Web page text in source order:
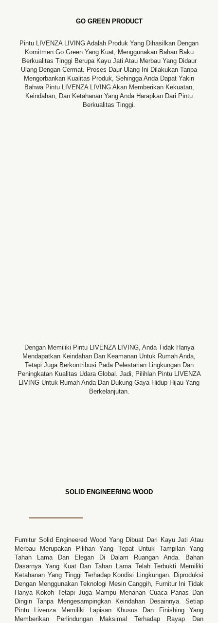
GO GREEN PRODUCT
Pintu LIVENZA LIVING Adalah Produk Yang Dihasilkan Dengan
Komitmen Go Green Yang Kuat, Menggunakan Bahan Baku
Berkualitas Tinggi Berupa Kayu Jati Atau Merbau Yang Didaur
Ulang Dengan Cermat. Proses Daur Ulang Ini Dilakukan Tanpa
Mengorbankan Kualitas Produk, Sehingga Anda Dapat Yakin
Bahwa Pintu LIVENZA LIVING Akan Memberikan Kekuatan,
Keindahan, Dan Ketahanan Yang Anda Harapkan Dari Pintu
Berkualitas Tinggi.
Dengan Memiliki Pintu LIVENZA LIVING, Anda Tidak Hanya
Mendapatkan Keindahan Dan Keamanan Untuk Rumah Anda,
Tetapi Juga Berkontribusi Pada Pelestarian Lingkungan Dan
Peningkatan Kualitas Udara Global. Jadi, Pilihlah Pintu LIVENZA
LIVING Untuk Rumah Anda Dan Dukung Gaya Hidup Hijau Yang
Berkelanjutan.
SOLID ENGINEERING WOOD
Furnitur Solid Engineered Wood Yang Dibuat Dari Kayu Jati Atau
Merbau Merupakan Pilihan Yang Tepat Untuk Tampilan Yang
Tahan Lama Dan Elegan Di Dalam Ruangan Anda. Bahan
Dasarnya Yang Kuat Dan Tahan Lama Telah Terbukti Memiliki
Ketahanan Yang Tinggi Terhadap Kondisi Lingkungan. Diproduksi
Dengan Menggunakan Teknologi Mesin Canggih, Furnitur Ini Tidak
Hanya Kokoh Tetapi Juga Mampu Menahan Cuaca Panas Dan
Dingin Tanpa Mengesampingkan Keindahan Desainnya. Setiap
Pintu Livenza Memiliki Lapisan Khusus Dan Finishing Yang
Memberikan Perlindungan Maksimal Terhadap Rayap Dan